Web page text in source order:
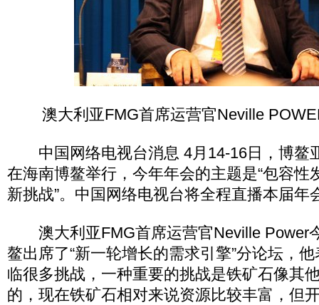
澳大利亚FMG首席运营官Neville
中国网络电视台消息 4月14-16日，博鳌
在海南博鳌举行，今年年会的主题是“包容性
新挑战”。中国网络电视台将全程直播本届年
澳大利亚FMG首席运营官Neville Power
鳌出席了“新一轮增长的需求引擎”分论坛，
临很多挑战，一种重要的挑战是铁矿石像其
的，现在铁矿石相对来说资源比较丰富，但